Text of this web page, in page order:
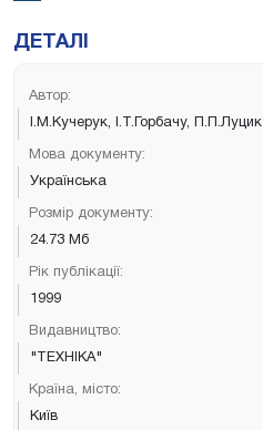
ДЕТАЛІ
Автор:
І.М.Кучерук, І.Т.Горбачу, П.П.Луцик
Мова документу:
Українська
Розмір документу:
24.73 Мб
Рік публікації:
1999
Видавництво:
"ТЕХНІКА"
Країна, місто:
Київ